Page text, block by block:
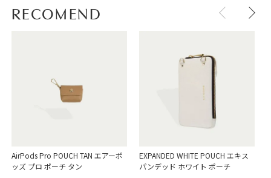
RECOMEND
AirPods Pro POUCH TAN エアーポ
ッズ プロ ポーチ タン
EXPANDED WHITE POUCH エキス
パンデッド ホワイト ポーチ